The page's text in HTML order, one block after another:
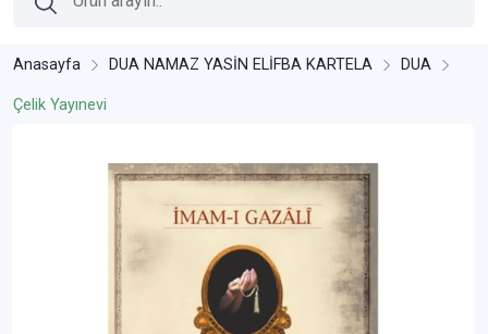
Anasayfa DUA NAMAZ YASİN ELİFBA KARTELA DUA
Çelik Yayınevi